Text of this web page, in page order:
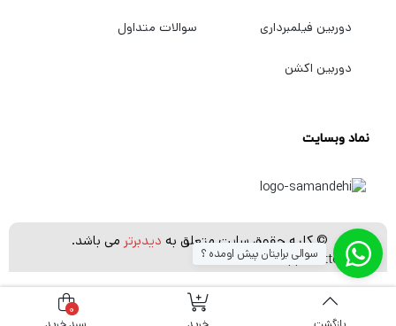
دوربین فیلمبرداری
دوربین اکشن
سوالات متداول
نماد وبسایت
© کلیه حقوق سایت متعلق به دیدبرتر می باشد.
[whatsapp_buttons] سوالی برایتان پیش اومده ؟
0